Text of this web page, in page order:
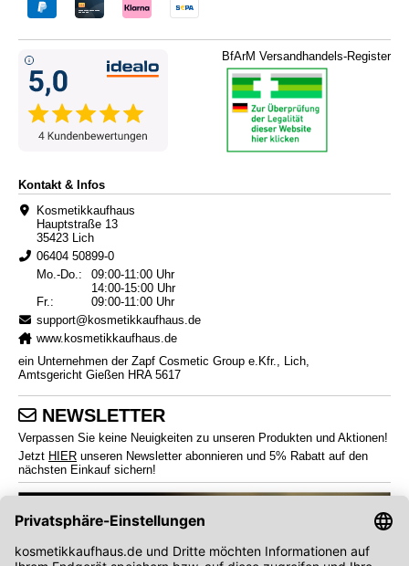
BfArM Versandhandels-Register
Kontakt & Infos
Kosmetikkaufhaus
Hauptstraße 13
35423 Lich
06404 50899-0
Mo.-Do.:
09:00-11:00 Uhr
14:00-15:00 Uhr
Fr.:
09:00-11:00 Uhr
support@kosmetikkaufhaus.de
www.kosmetikkaufhaus.de
ein Unternehmen der Zapf Cosmetic Group e.Kfr., Lich,
Amtsgericht Gießen HRA 5617
NEWSLETTER
Verpassen Sie keine Neuigkeiten zu unseren Produkten und Aktionen!
Jetzt HIER unseren Newsletter abonnieren und 5% Rabatt auf den
nächsten Einkauf sichern!